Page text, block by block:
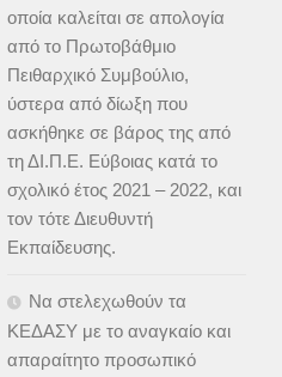
οποία καλείται σε απολογία
από το Πρωτοβάθμιο
Πειθαρχικό Συμβούλιο,
ύστερα από δίωξη που
ασκήθηκε σε βάρος της από
τη ΔΙ.Π.Ε. Εύβοιας κατά το
σχολικό έτος 2021 – 2022, και
τον τότε Διευθυντή
Εκπαίδευσης.
Να στελεχωθούν τα
ΚΕΔΑΣΥ με το αναγκαίο και
απαραίτητο προσωπικό